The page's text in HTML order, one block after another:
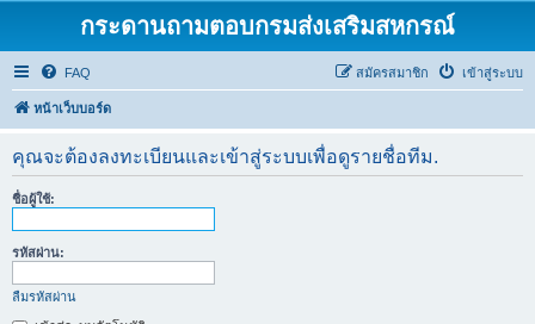
กระดานถามตอบกรมส่งเสริมสหกรณ์
FAQ เข้าสู่ระบบ
สมัครสมาชิก
หน้าเว็บบอร์ด
คุณจะต้องลงทะเบียนและเข้าสู่ระบบเพื่อดูรายชื่อทีม.
ชื่อผู้ใช้:
รหัสผ่าน:
ลืมรหัสผ่าน